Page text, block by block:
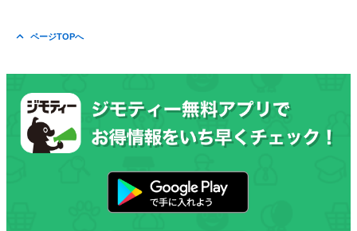
ページTOPへ